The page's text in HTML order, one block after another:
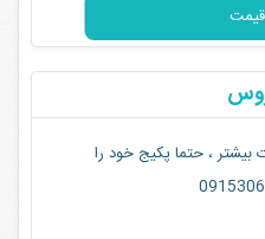
، حتما پکیج خود را